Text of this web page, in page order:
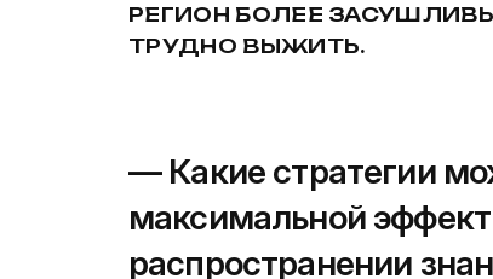
РЕГИОН БОЛЕЕ
ТРУДНО ВЫЖИТЬ.
— Какие стратегии
максимальной
распространении